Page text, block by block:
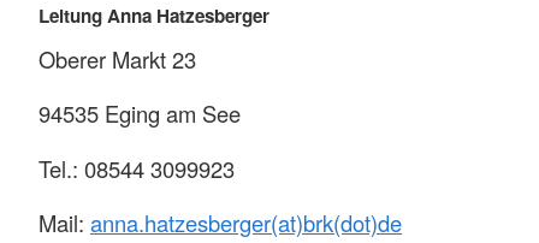
Leitung Anna Hatzesberger
Oberer Markt 23
94535 Eging am See
Tel.: 08544 3099923
Mail: anna.hatzesberger(at)brk(dot)de